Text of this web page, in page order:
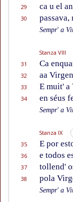
29 ca u el
30
Sempr' a
Stanza VIII
31 Ca
32 aa
33 E muit' a
34 en séus
Sempr' a
Stanza IX
35 E por
36 e todos
37 tollend'
38 pola
Sempr' a